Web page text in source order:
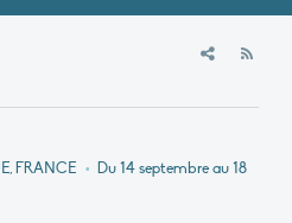
FRANCE • Du 14 septembre au 18